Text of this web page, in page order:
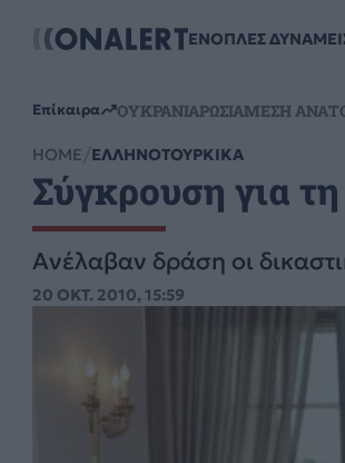
ΕΝΟΠΛΕΣ
Επίκαιρα ΟΥΚΡΑΝΙΑΡΩΣΙΑΜΕΣΗ
HOME ΕΛΛΗΝΟΤΟΥΡΚΙΚΑ
Σύγκρουση για
Ανέλαβαν δράση οι
20 ΟΚΤ. 2010, 15:59